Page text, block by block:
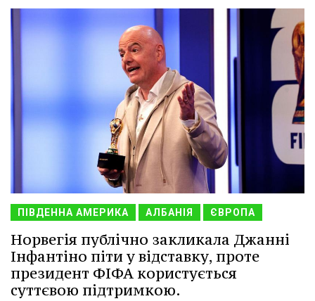
ПІВДЕННА АМЕРИКА АЛБАНІЯ ЄВРОПА
Норвегія публічно закликала Джанні
Інфантіно піти у відставку, проте
президент ФІФА користується
суттєвою підтримкою.